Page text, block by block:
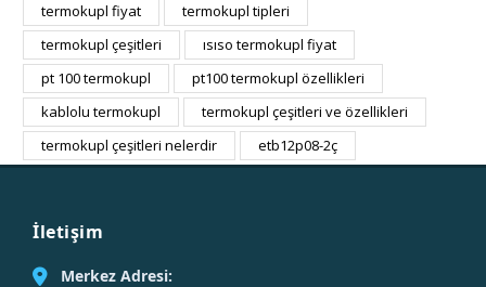
termokupl fiyat
termokupl tipleri
termokupl çeşitleri
ısıso termokupl fiyat
pt 100 termokupl
pt100 termokupl özellikleri
kablolu termokupl
termokupl çeşitleri ve özellikleri
termokupl çeşitleri nelerdir
etb12p08-2ç
İletişim
Merkez Adresi: